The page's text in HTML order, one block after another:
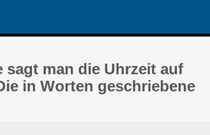
sagt man die Uhrzeit auf
in Worten geschriebene